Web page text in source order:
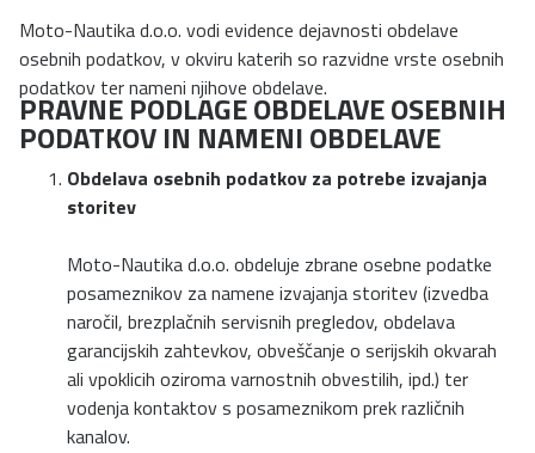
Moto-Nautika d.o.o. vodi evidence dejavnosti obdelave
osebnih podatkov, v okviru katerih so razvidne vrste osebnih
podatkov ter nameni njihove obdelave.
PRAVNE PODLAGE OBDELAVE OSEBNIH
PODATKOV IN NAMENI OBDELAVE
Obdelava osebnih podatkov za potrebe izvajanja
storitev
Moto-Nautika d.o.o. obdeluje zbrane osebne podatke
posameznikov za namene izvajanja storitev (izvedba
naročil, brezplačnih servisnih pregledov, obdelava
garancijskih zahtevkov, obveščanje o serijskih okvarah
ali vpoklicih oziroma varnostnih obvestilih, ipd.) ter
vodenja kontaktov s posameznikom prek različnih
kanalov.